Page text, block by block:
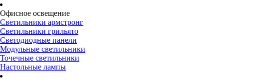
Офисное освещение
Светильники армстронг
Светильники грильято
Светодиодные панели
Модульные светильники
Точечные светильники
Настольные лампы